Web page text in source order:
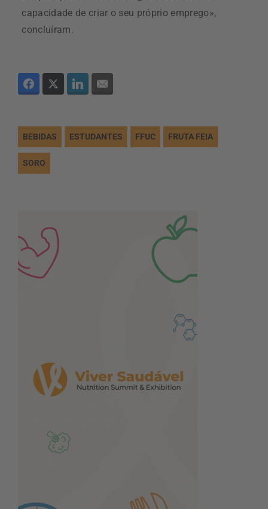
capacidade de criar o seu próprio emprego»,
concluíram.
BEBIDAS ESTUDANTES FFUC FRUTA FEIA
SORO